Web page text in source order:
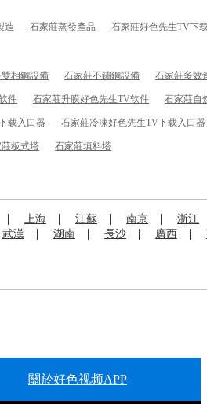
造 石家莊蒸發產品 石家莊好色先生TV下
相鋼設備 石家莊不鏽鋼設備 石家莊多效
件 石家莊升膜好色先生TV软件 石家莊自
载入口器 石家莊冷凍好色先生TV下载入口器
板式塔 石家莊填料塔
| 上海 | 江蘇 | 南京 |
浙江
武漢 | 湖南 | 長沙 | 廣西 |
關於好色视频APP